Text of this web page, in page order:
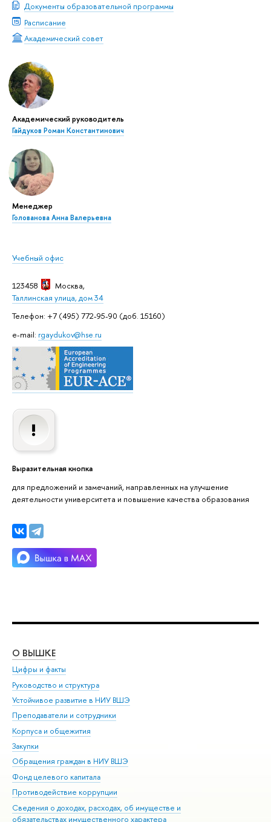
Документы образовательной программы
Расписание
Академический совет
Академический руководитель
Гайдуков Роман Константинович
Менеджер
Голованова Анна Валерьевна
Учебный офис
123458 Москва,
Таллинская улица, дом 34
Телефон: +7 (495) 772-95-90 (доб. 15160)
e-mail: rgaydukov@hse.ru
Выразительная кнопка
для предложений и замечаний, направленных на улучшение
деятельности университета и повышение качества образования
О ВЫШКЕ
Цифры и факты
Руководство и структура
Устойчивое развитие в НИУ ВШЭ
Преподаватели и сотрудники
Корпуса и общежития
Закупки
Обращения граждан в НИУ ВШЭ
Фонд целевого капитала
Противодействие коррупции
Сведения о доходах, расходах, об имуществе и
обязательствах имущественного характера